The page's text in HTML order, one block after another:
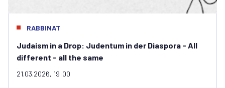
RABBINAT
Judaism in a Drop: Judentum in der Diaspora - All
different - all the same
21.03.2026, 19:00